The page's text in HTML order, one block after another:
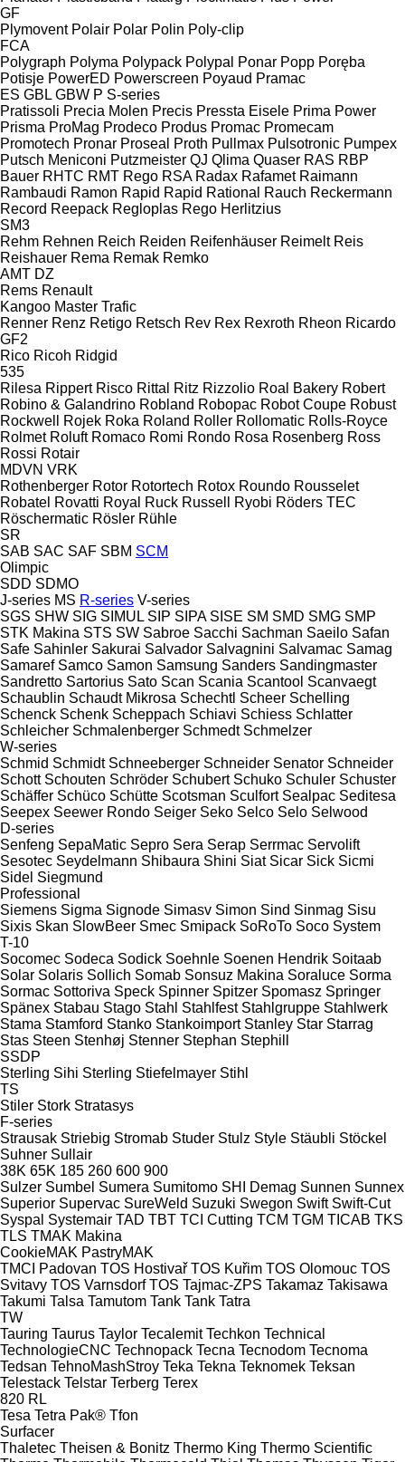
GF
Plymovent Polair Polar Polin Poly-clip
FCA
Polygraph Polyma Polypack Polypal Ponar Popp Poręba
Potisje PowerED Powerscreen Poyaud Pramac
ES GBL GBW P S-series
Pratissoli Precia Molen Precis Pressta Eisele Prima Power
Prisma ProMag Prodeco Produs Promac Promecam
Promotech Pronar Proseal Proth Pullmax Pulsotronic Pumpex
Putsch Meniconi Putzmeister QJ Qlima Quaser RAS RBP
Bauer RHTC RMT Rego RSA Radax Rafamet Raimann
Rambaudi Ramon Rapid Rapid Rational Rauch Reckermann
Record Reepack Regloplas Rego Herlitzius
SM3
Rehm Rehnen Reich Reiden Reifenhäuser Reimelt Reis
Reishauer Rema Remak Remko
AMT DZ
Rems Renault
Kangoo Master Trafic
Renner Renz Retigo Retsch Rev Rex Rexroth Rheon Ricardo
GF2
Rico Ricoh Ridgid
535
Rilesa Rippert Risco Rittal Ritz Rizzolio Roal Bakery Robert
Robino & Galandrino Robland Robopac Robot Coupe Robust
Rockwell
Rojek Roka Roland Roller Rollomatic Rolls-Royce
Rolmet Roluft Romaco Romi Rondo Rosa Rosenberg Ross
Rossi Rotair
MDVN VRK
Rothenberger Rotor Rotortech Rotox Roundo Rousselet
Robatel Rovatti Royal Ruck Russell Ryobi Röders TEC
Röschermatic Rösler Rühle
SR
SAB SAC SAF SBM SCM
Olimpic
SDD SDMO
J-series MS R-series V-series
SGS SHW SIG SIMUL SIP SIPA SISE SM SMD SMG SMP
STK Makina STS SW Sabroe Sacchi Sachman Saeilo Safan
Safe Sahinler Sakurai Salvador Salvagnini Salvamac Samag
Samaref Samco Samon Samsung Sanders Sandingmaster
Sandretto Sartorius Sato Scan Scania Scantool Scanvaegt
Schaublin Schaudt Mikrosa Schechtl Scheer Schelling
Schenck Schenk Scheppach Schiavi Schiess Schlatter
Schleicher Schmalenberger Schmedt Schmelzer
W-series
Schmid Schmidt Schneeberger Schneider Senator Schneider
Schott Schouten Schröder Schubert Schuko Schuler Schuster
Schäffer Schüco Schütte Scotsman Sculfort Sealpac Seditesa
Seepex Seewer Rondo Seiger Seko Selco Selo Selwood
D-series
Senfeng SepaMatic Sepro Sera Serap Serrmac Servolift
Sesotec Seydelmann Shibaura Shini Siat Sicar Sick Sicmi
Sidel Siegmund
Professional
Siemens Sigma Signode Simasv Simon Sind Sinmag Sisu
Sixis Skan SlowBeer Smec Smipack SoRoTo Soco System
T-10
Socomec Sodeca Sodick Soehnle Soenen Hendrik Soitaab
Solar Solaris Sollich Somab Sonsuz Makina Soraluce Sorma
Sormac Sottoriva Speck Spinner Spitzer Spomasz Springer
Spänex Stabau Stago Stahl Stahlfest Stahlgruppe Stahlwerk
Stama Stamford Stanko Stankoimport Stanley Star Starrag
Stas Steen Stenhøj Stenner Stephan Stephill
SSDP
Sterling Sihi Sterling Stiefelmayer Stihl
TS
Stiler Stork Stratasys
F-series
Strausak Striebig Stromab Studer Stulz Style Stäubli Stöckel
Suhner Sullair
38K 65K 185 260 600 900
Sulzer Sumbel Sumera Sumitomo SHI Demag Sunnen Sunnex
Superior Supervac SureWeld Suzuki Swegon Swift Swift-Cut
Syspal Systemair TAD TBT TCI Cutting TCM TGM TICAB TKS
TLS TMAK Makina
CookieMAK PastryMAK
TMCI Padovan TOS Hostivař TOS Kuřim TOS Olomouc TOS
Svitavy TOS Varnsdorf TOS Tajmac-ZPS Takamaz Takisawa
Takumi Talsa Tamutom Tank Tank Tatra
TW
Tauring Taurus Taylor Tecalemit Techkon Technical
TechnologieCNC Technopack Tecna Tecnodom Tecnoma
Tedsan TehnoMashStroy Teka Tekna Teknomek Teksan
Telestack Telstar Terberg Terex
820 RL
Tesa Tetra Pak® Tfon
Surfacer
Thaletec Theisen & Bonitz Thermo King Thermo Scientific